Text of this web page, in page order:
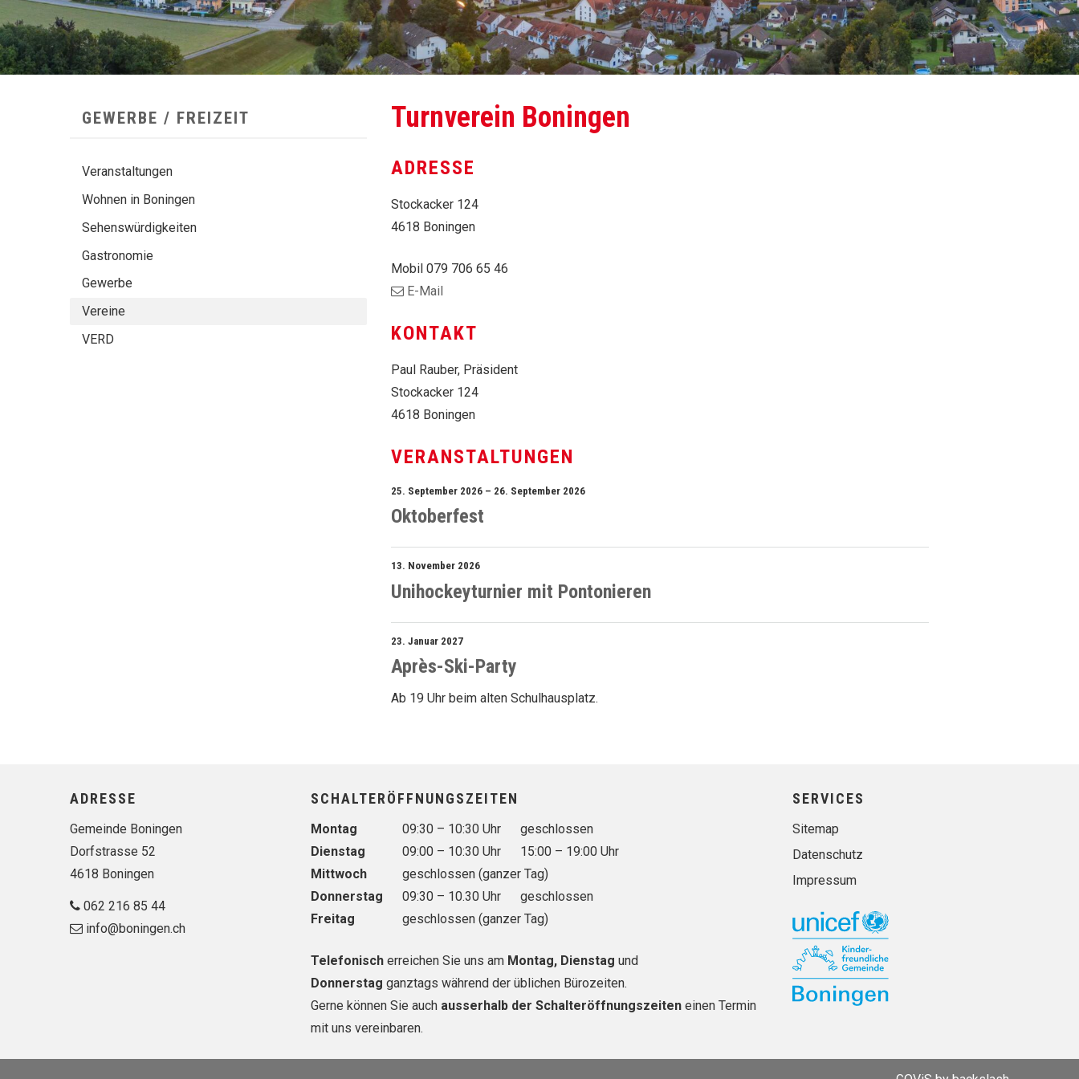
SUBNAVIGATION
GEWERBE / FREIZEIT
Veranstaltungen
Wohnen in Boningen
Sehenswürdigkeiten
Gastronomie
Gewerbe
Vereine
VERD
Turnverein Boningen
ADRESSE
Stockacker 124
4618 Boningen
Mobil 079 706 65 46
E-Mail
KONTAKT
Paul Rauber, Präsident
Stockacker 124
4618 Boningen
VERANSTALTUNGEN
Oktoberfest
25. September 2026 – 26. September 2026
Unihockeyturnier mit Pontonieren
13. November 2026
Après-Ski-Party
23. Januar 2027
Ab 19 Uhr beim alten Schulhausplatz.
FooterADRESSE
Gemeinde Boningen
Dorfstrasse 52
4618 Boningen
062 216 85 44
info@boningen.ch
SCHALTERÖFFNUNGSZEITEN
Wochentag Vormittag Nachmittag
Montag 09:30 – 10:30 Uhr
geschlossen
Dienstag
09:00 – 10:30 Uhr
15:00 – 19:00 Uhr
Mittwoch
geschlossen (ganzer Tag)
Donnerstag
09:30 – 10.30 Uhr
geschlossen
Freitag
geschlossen (ganzer Tag)
Telefonisch erreichen Sie uns am Montag, Dienstag und
Donnerstag ganztags während der üblichen Bürozeiten.
Gerne können Sie auch ausserhalb der Schalteröffnungszeiten einen Termin
mit uns vereinbaren.
SERVICES
Sitemap
Datenschutz
Impressum